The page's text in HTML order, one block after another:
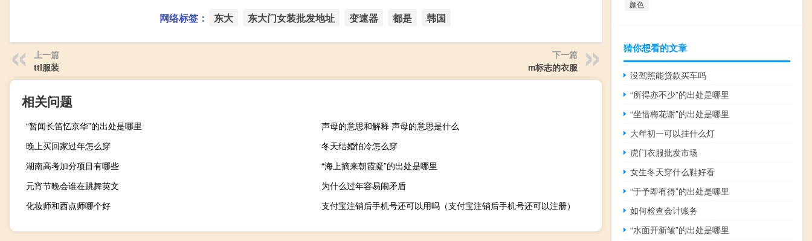
网络标签： 东大 东大门女装批发地址 变速器 都是 韩国
上一篇
ttl服装
下一篇
m标志的衣服
相关问题
“暂闻长笛忆京华”的出处是哪里
声母的意思和解释 声母的意思是什么
晚上买回家过年怎么穿
冬天结婚怕冷怎么穿
湖南高考加分项目有哪些
“海上摘来朝霞凝”的出处是哪里
元宵节晚会谁在跳舞英文
为什么过年容易闹矛盾
化妆师和西点师哪个好
支付宝注销后手机号还可以用吗（支付宝注销后手机号还可以注册）
颜色
猜你想看的文章
没驾照能贷款买车吗
“所得亦不少”的出处是哪里
“坐惜梅花谢”的出处是哪里
大年初一可以挂什么灯
虎门衣服批发市场
女生冬天穿什么鞋好看
“于予即有得”的出处是哪里
如何检查会计账务
“水面开新皱”的出处是哪里